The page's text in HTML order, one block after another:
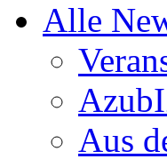
Alle
Aus